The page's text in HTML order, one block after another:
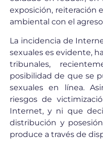
exposición, reiteración
ambiental con el
La incidencia de
sexuales es evidente,
tribunales,
posibilidad de que se
sexuales en línea.
riesgos de
Internet, y ni que
distribución y
produce a través de